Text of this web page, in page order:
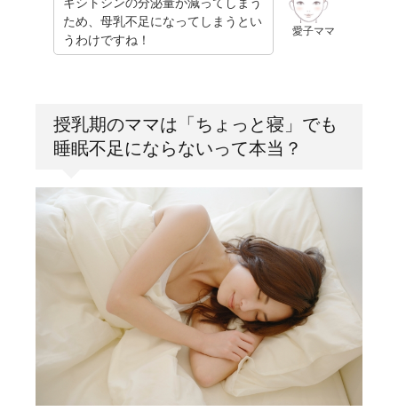
愛子ママ
ため、母乳不足になってしまうとい
うわけですね！
授乳期のママは「ちょっと寝」でも
睡眠不足にならないって本当？